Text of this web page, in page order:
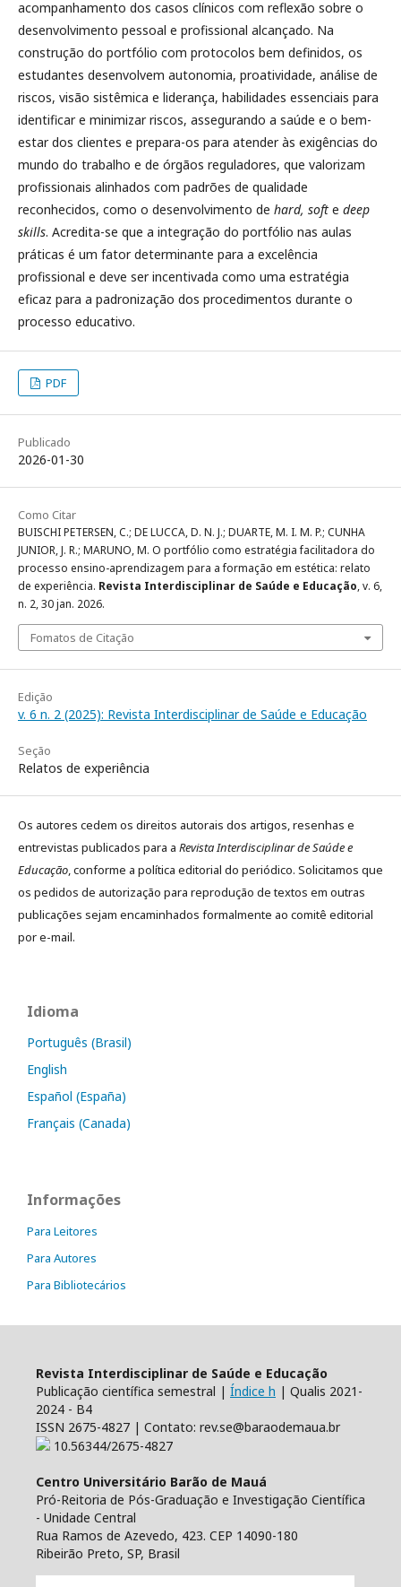
acompanhamento dos casos clínicos com reflexão sobre o
desenvolvimento pessoal e profissional alcançado. Na
construção do portfólio com protocolos bem definidos, os
estudantes desenvolvem autonomia, proatividade, análise de
riscos, visão sistêmica e liderança, habilidades essenciais para
identificar e minimizar riscos, assegurando a saúde e o bem-
estar dos clientes e prepara-os para atender às exigências do
mundo do trabalho e de órgãos reguladores, que valorizam
profissionais alinhados com padrões de qualidade
reconhecidos, como o desenvolvimento de hard, soft e deep
skills. Acredita-se que a integração do portfólio nas aulas
práticas é um fator determinante para a excelência
profissional e deve ser incentivada como uma estratégia
eficaz para a padronização dos procedimentos durante o
processo educativo.
PDF
Publicado
2026-01-30
Como Citar
BUISCHI PETERSEN, C.; DE LUCCA, D. N. J.; DUARTE, M. I. M. P.; CUNHA
JUNIOR, J. R.; MARUNO, M. O portfólio como estratégia facilitadora do
processo ensino-aprendizagem para a formação em estética: relato
de experiência. Revista Interdisciplinar de Saúde e Educação, v. 6,
n. 2, 30 jan. 2026.
Fomatos de Citação
Edição
v. 6 n. 2 (2025): Revista Interdisciplinar de Saúde e Educação
Seção
Relatos de experiência
Os autores cedem os direitos autorais dos artigos, resenhas e
entrevistas publicados para a Revista Interdisciplinar de Saúde e
Educação, conforme a política editorial do periódico. Solicitamos que
os pedidos de autorização para reprodução de textos em outras
publicações sejam encaminhados formalmente ao comitê editorial
por e-mail.
Idioma
Português (Brasil)
English
Español (España)
Français (Canada)
Informações
Para Leitores
Para Autores
Para Bibliotecários
Revista Interdisciplinar de Saúde e Educação
Publicação científica semestral | Índice h | Qualis 2021-
2024 - B4
ISSN 2675-4827 | Contato: rev.se@baraodemaua.br
10.56344/2675-4827
Centro Universitário Barão de Mauá
Pró-Reitoria de Pós-Graduação e Investigação Científica
- Unidade Central
Rua Ramos de Azevedo, 423. CEP 14090-180
Ribeirão Preto, SP, Brasil